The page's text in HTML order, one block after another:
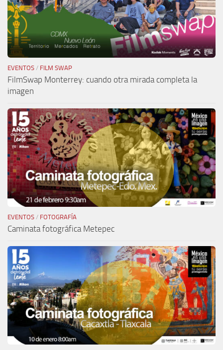
EVENTOS / FILM SWAP
FilmSwap Monterrey: cuando otra mirada completa la
imagen
EVENTOS / FOTOGRAFÍA
Caminata fotográfica Metepec